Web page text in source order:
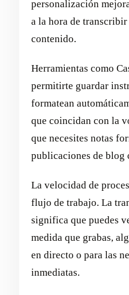
personalización
a la hora de
contenido.
Herramientas como
permitirte guardar
formatean
que coincidan con la
que necesites notas
publicaciones de blog
La velocidad de
flujo de trabajo. La
significa que puedes
medida que grabas,
en directo o para las
inmediatas.